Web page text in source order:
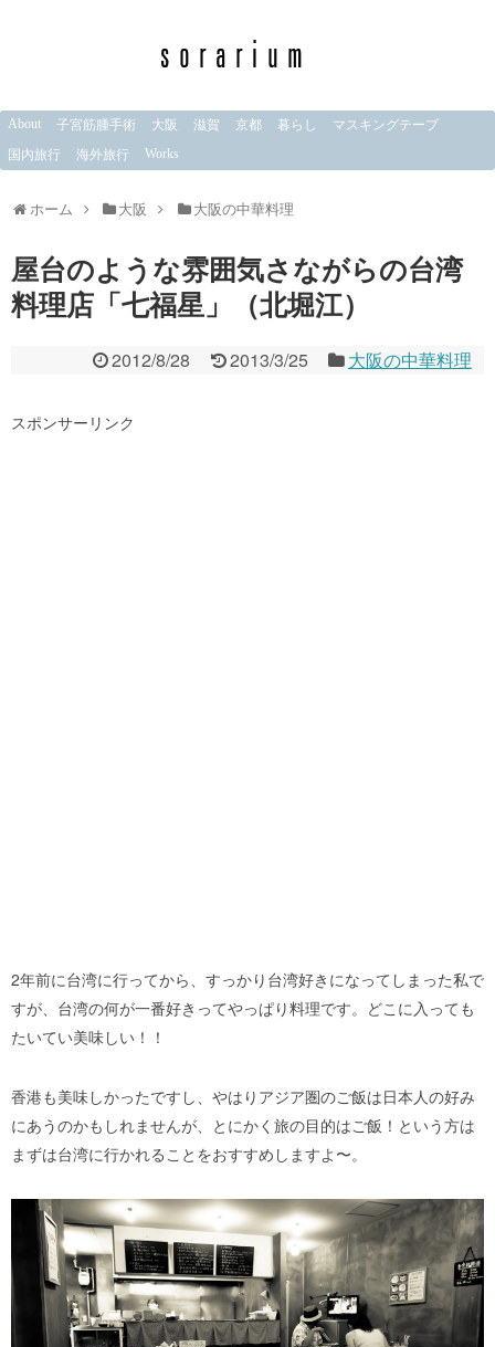
About 子宮筋腫手術 大阪 滋賀 京都 暮らし
マスキングテープ
国内旅行
海外旅行 Works
ホーム 大阪 大阪の中華料理
屋台のような雰囲気さながらの台湾
料理店「七福星」（北堀江）
2012/8/28 2013/3/25 大阪の中華料理
スポンサーリンク
2年前に台湾に行ってから、すっかり台湾好きになってしまった私で
すが、台湾の何が一番好きってやっぱり料理です。どこに入っても
たいてい美味しい！！
香港も美味しかったですし、やはりアジア圏のご飯は日本人の好み
にあうのかもしれませんが、とにかく旅の目的はご飯！という方は
まずは台湾に行かれることをおすすめしますよ〜。